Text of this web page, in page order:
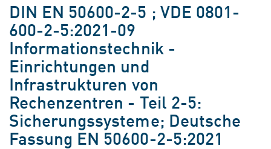
DIN EN 50600-2-5 ; VDE 0801-
600-2-5:2021-09
Informationstechnik -
Einrichtungen und
Infrastrukturen von
Rechenzentren - Teil 2-5:
Sicherungssysteme; Deutsche
Fassung EN 50600-2-5:2021